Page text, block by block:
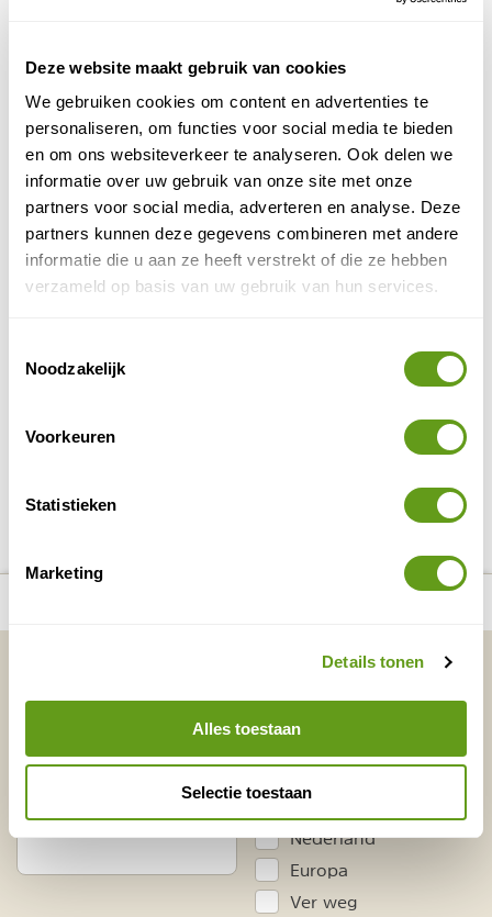
Deze website maakt gebruik van cookies
We gebruiken cookies om content en advertenties te
personaliseren, om functies voor social media te bieden
en om ons websiteverkeer te analyseren. Ook delen we
informatie over uw gebruik van onze site met onze
partners voor social media, adverteren en analyse. Deze
partners kunnen deze gegevens combineren met andere
informatie die u aan ze heeft verstrekt of die ze hebben
verzameld op basis van uw gebruik van hun services.
Noodzakelijk
Voorkeuren
Statistieken
Marketing
Details tonen
Alles toestaan
Selectie toestaan
BEKIJK
Schladming-Dachstein
Schladming-Dachstein. Welmoed vertelt je meer
over wintersport en de leukste zomeractiviteiten
in dit deel...
BEKIJK
Wintersport in Oostenrijk
reistips en accommodaties. Ben jij klaar voor
Deel deze pagina! DELEN VIA DE MAILDELEN OP PINTEREST
DELEN OP
Voornaam Achternaam
Nederland
Europa
Ver weg